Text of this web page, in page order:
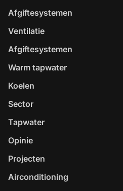
Afgiftesystemen
Ventilatie
Afgiftesystemen
Warm tapwater
Koelen
Sector
Tapwater
Opinie
Projecten
Airconditioning